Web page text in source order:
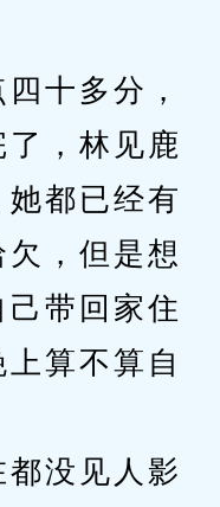
十多分，
，林见鹿
都已经有
，但是想
带回家住
算不算自
没见人影